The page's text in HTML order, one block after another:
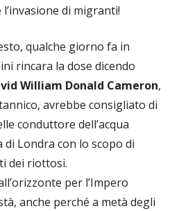
di migranti!
qualche giorno fa in
rincara la dose dicendo
William Donald Cameron,
avrebbe consigliato di
conduttore dell’acqua
Londra con lo scopo di
dei riottosi.
per l’Impero
anche perché a metà degli